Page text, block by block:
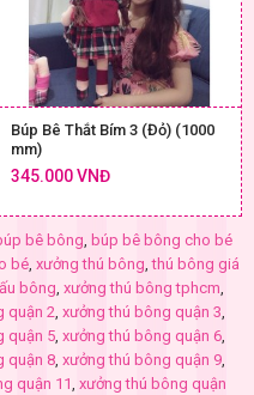
Búp Bê Thắt Bím 3 (Đỏ) (1000
mm)
345.000 VNĐ
bê bông, búp bê bông cho bé
bé, xưởng thú bông,thú bông giá
bông, xưởng thú bông tphcm,
quận 2, xưởng thú bông quận 3,
quận 5, xưởng thú bông quận 6,
quận 8, xưởng thú bông quận 9,
quận 11, xưởng thú bông quận